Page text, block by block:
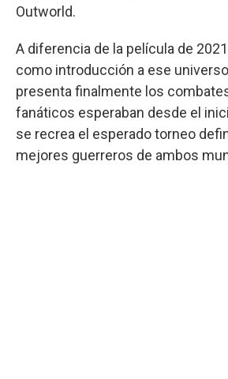
Outworld.
A diferencia de la película de
como introducción a ese
presenta finalmente los
fanáticos esperaban desde el
se recrea el esperado torneo
mejores guerreros de ambos